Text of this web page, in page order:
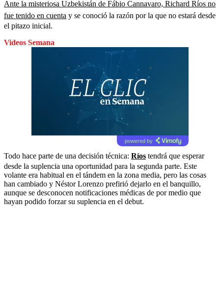
Ante la misteriosa Uzbekistán de Fábio Cannavaro, Richard Ríos no
fue tenido en cuenta y se conoció la razón por la que no estará desde
el pitazo inicial.
Videos Semana
powered by
Todo hace parte de una decisión técnica: Ríos tendrá que esperar
desde la suplencia una oportunidad para la segunda parte. Este
volante era habitual en el tándem en la zona media, pero las cosas
han cambiado y Néstor Lorenzo prefirió dejarlo en el banquillo,
aunque se desconocen notificaciones médicas de por medio que
hayan podido forzar su suplencia en el debut.